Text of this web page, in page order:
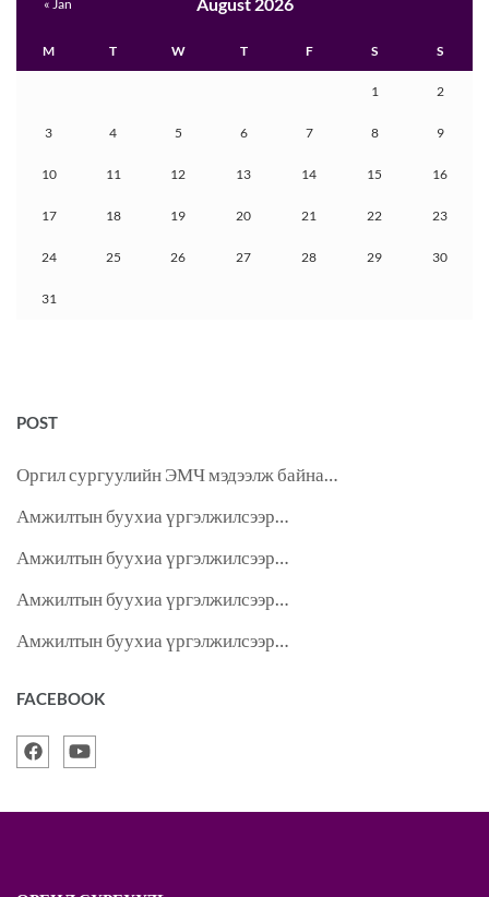
M T W T F S S
1 2
3 4 5 6 7 8 9
10 11 12 13 14 15 16
17 18 19 20 21 22 23
24 25 26 27 28 29 30
31
« Jan
POST
Оргил сургуулийн ЭМЧ мэдээлж байна…
Амжилтын буухиа үргэлжилсээр…
Амжилтын буухиа үргэлжилсээр…
Амжилтын буухиа үргэлжилсээр…
Амжилтын буухиа үргэлжилсээр…
FACEBOOK